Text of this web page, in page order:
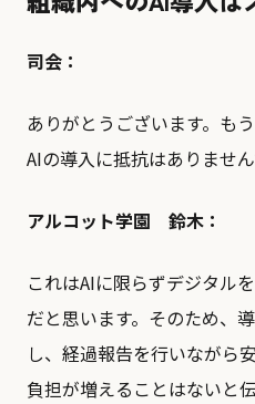
司会：
ありがとうございます。も
AIの導入に抵抗はありませ
アルコット学園 鈴木：
これはAIに限らずデジタル
だと思います。そのため、
し、経過報告を行いながら
負担が増えることはないと